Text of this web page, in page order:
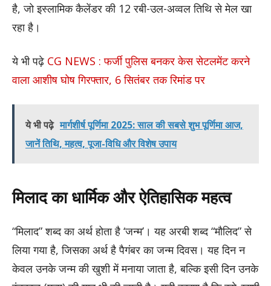
है, जो इस्लामिक कैलेंडर की 12 रबी-उल-अव्वल तिथि से मेल खा
रहा है।
ये भी पढ़े CG NEWS : फर्जी पुलिस बनकर केस सेटलमेंट करने
वाला आशीष घोष गिरफ्तार, 6 सितंबर तक रिमांड पर
ये भी पढ़े मार्गशीर्ष पूर्णिमा 2025: साल की सबसे शुभ पूर्णिमा आज,
जानें तिथि, महत्व, पूजा-विधि और विशेष उपाय
मिलाद का धार्मिक और ऐतिहासिक महत्व
“मिलाद” शब्द का अर्थ होता है ‘जन्म’। यह अरबी शब्द “मौलिद” से
लिया गया है, जिसका अर्थ है पैगंबर का जन्म दिवस। यह दिन न
केवल उनके जन्म की खुशी में मनाया जाता है, बल्कि इसी दिन उनके